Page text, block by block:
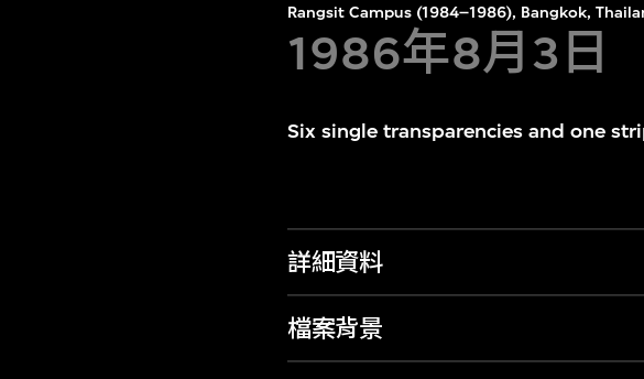
Rangsit Campus (1984–1986), Bangkok,
1986年8月3日
Six single transparencies and one
詳細資料
檔案背景